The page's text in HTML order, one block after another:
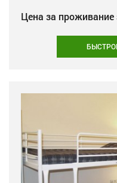
Цена за проживание